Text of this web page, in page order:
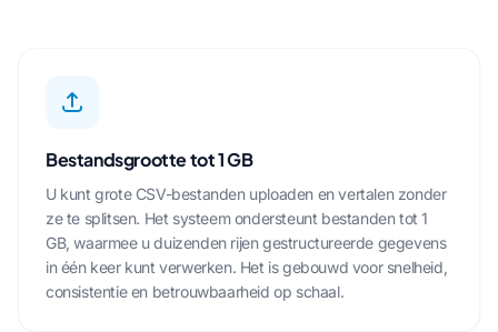
Bestandsgrootte tot 1 GB
U kunt grote CSV-bestanden uploaden en vertalen zonder
ze te splitsen. Het systeem ondersteunt bestanden tot 1
GB, waarmee u duizenden rijen gestructureerde gegevens
in één keer kunt verwerken. Het is gebouwd voor snelheid,
consistentie en betrouwbaarheid op schaal.